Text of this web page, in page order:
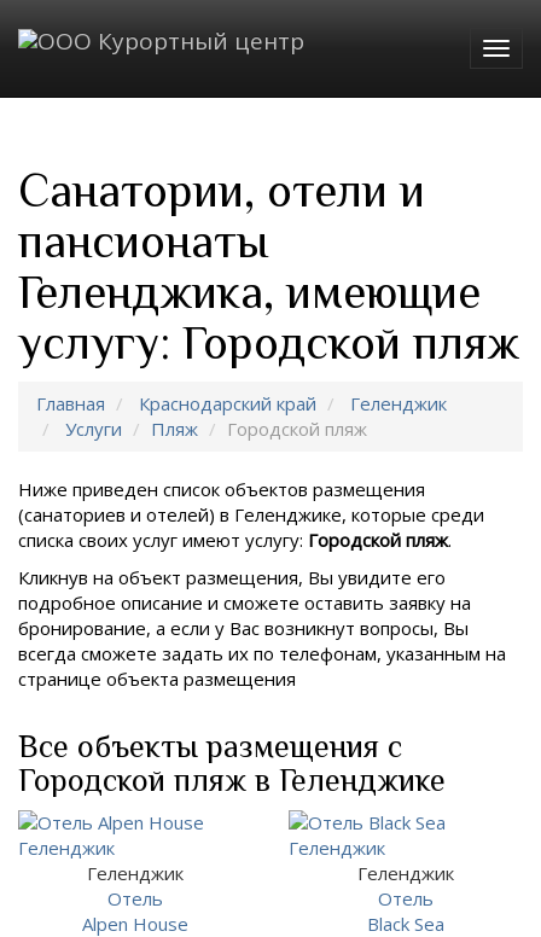
Санатории, отели и
пансионаты
Геленджика, имеющие
услугу: Городской пляж
Главная Краснодарский край
Геленджик
Услуги
Пляж Городской пляж
Ниже приведен список объектов размещения
(санаториев и отелей) в Геленджике, которые среди
списка своих услуг имеют услугу: Городской пляж.
Кликнув на объект размещения, Вы увидите его
подробное описание и сможете оставить заявку на
бронирование, а если у Вас возникнут вопросы, Вы
всегда сможете задать их по телефонам, указанным на
странице объекта размещения
Все объекты размещения с
Городской пляж в Геленджике
Геленджик
Отель
Alpen House
Геленджик
Отель
Black Sea